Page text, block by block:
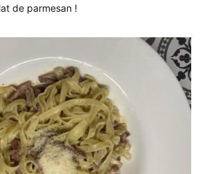
de parmesan !